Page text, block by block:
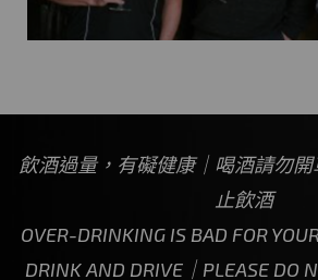
飲酒過量，有礙健康｜喝酒請勿
止飲酒
OVER-DRINKING IS BAD FOR
DRINK AND DRIVE｜PLEASE DO